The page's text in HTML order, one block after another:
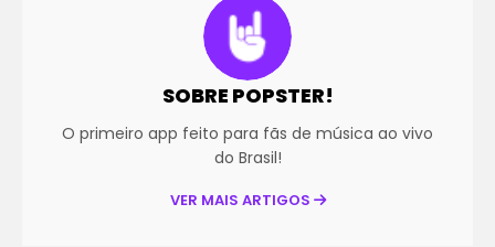
SOBRE POPSTER!
O primeiro app feito para fãs de música ao vivo
do Brasil!
VER MAIS ARTIGOS